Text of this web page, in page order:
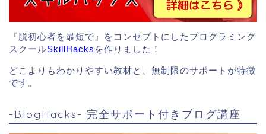
『脱初心者を最短で』をコンセプトにしたプログラミング
スクールSkillHacks を作りました！
どこよりもわかりやすい教材と、無制限のサポートが特徴
です。
-BlogHacks- 完全サポート付きブログ講座